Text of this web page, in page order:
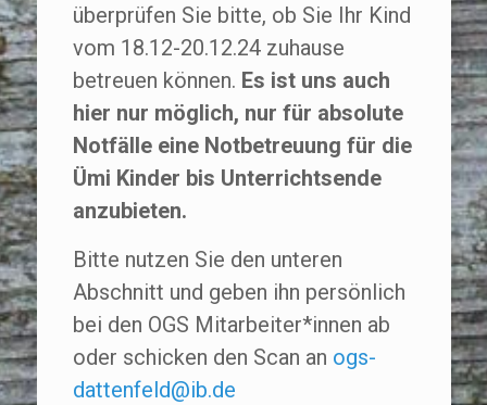
überprüfen Sie bitte, ob Sie Ihr Kind
vom 18.12-20.12.24 zuhause
betreuen können. Es ist uns auch
hier nur möglich, nur für absolute
Notfälle eine Notbetreuung für die
Ümi Kinder bis Unterrichtsende
anzubieten.
Bitte nutzen Sie den unteren
Abschnitt und geben ihn persönlich
bei den OGS Mitarbeiter*innen ab
oder schicken den Scan an ogs-
dattenfeld@ib.de